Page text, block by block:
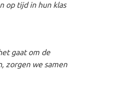
op tijd in hun klas
gaat om de
zorgen we samen